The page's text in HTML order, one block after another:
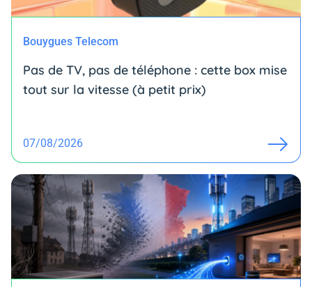
Bouygues Telecom
Pas de TV, pas de téléphone : cette box mise
tout sur la vitesse (à petit prix)
07/08/2026